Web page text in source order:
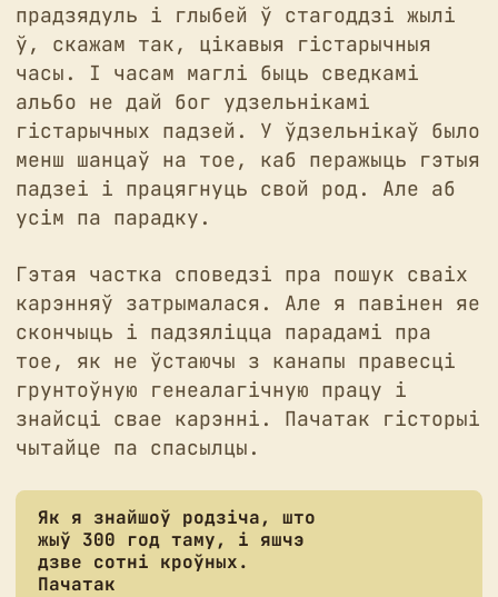
прадзядуль і глыбей ў стагоддзі жылі
ў, скажам так, цікавыя гістарычныя
часы. І часам маглі быць сведкамі
альбо не дай бог удзельнікамі
гістарычных падзей. У ўдзельнікаў было
менш шанцаў на тое, каб перажыць гэтыя
падзеі і працягнуць свой род. Але аб
усім па парадку.
Гэтая частка споведзі пра пошук сваіх
карэнняў затрымалася. Але я павінен яе
скончыць і падзяліцца парадамі пра
тое, як не ўстаючы з канапы правесці
грунтоўную генеалагічную працу і
знайсці свае карэнні. Пачатак гісторыі
чытайце па спасылцы.
Як я знайшоў родзіча, што
жыў 300 год таму, і яшчэ
дзве сотні кроўных.
Пачатак